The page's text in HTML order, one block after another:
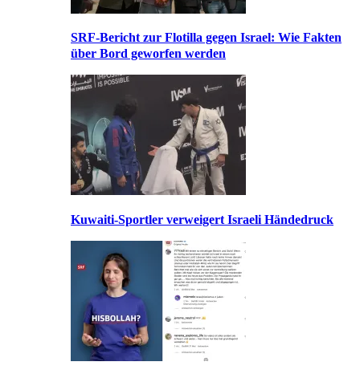
SRF-Bericht zur Flotilla gegen Israel: Wie Fakten
über Bord geworfen werden
Kuwaiti-Sportler verweigert Israeli Händedruck